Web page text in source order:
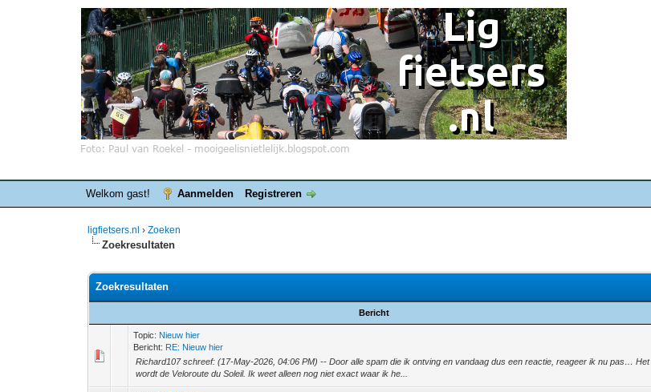
Welkom gast! Aanmelden Registreren
ligfietsers.nl ›Zoeken
Zoekresultaten
Zoekresultaten
Bericht
Topic: Nieuw hier
Bericht: RE: Nieuw hier
Richard107 schreef: (17-May-2026, 04:06 PM) -- Door alle spam die ik ontving en vandaag dus een reactie, reageer ik nu pas… Het
wordt de Veloroute du Soleil. Ik weet alleen nog niet exact waar ik he...